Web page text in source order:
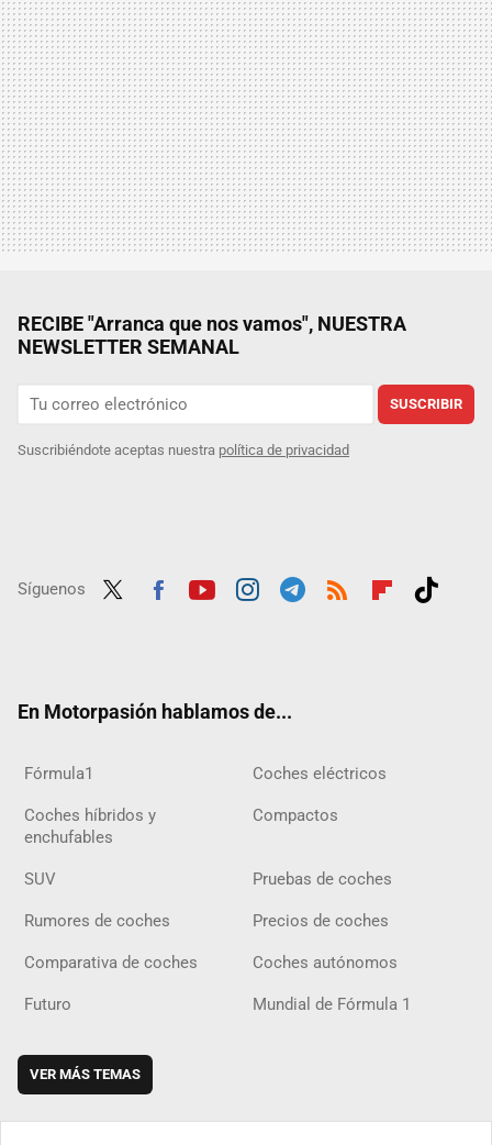
RECIBE "Arranca que nos vamos", NUESTRA
NEWSLETTER SEMANAL
SUSCRIBIR
Suscribiéndote aceptas nuestra política de privacidad
Síguenos
En Motorpasión hablamos de...
Fórmula1 Coches eléctricos
Coches híbridos y
enchufables
Compactos
SUV Pruebas de coches
Rumores de coches Precios de coches
Comparativa de coches Coches autónomos
Futuro Mundial de Fórmula 1
VER MÁS TEMAS